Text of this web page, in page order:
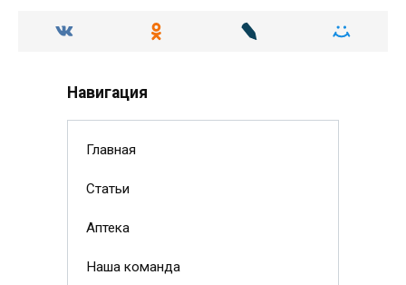
Навигация
Главная
Статьи
Аптека
Наша команда